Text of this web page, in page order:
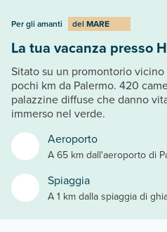
Aeroporto
A 65 km dall'aeroporto di
Spiaggia
A 1 km dalla spiaggia di
Per gli amanti del MARE
La tua vacanza presso
Sitato su un promontorio
pochi km da Palermo. 420
palazzine diffuse che danno
immerso nel verde.